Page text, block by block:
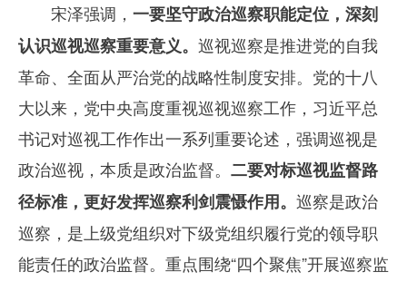
宋泽强调， 一要坚守政治巡察职能定位，深刻
认识巡视巡察重要意义。 巡视巡察是推进党的自我
革命、全面从严治党的战略性制度安排。党的十八
大以来，党中央高度重视巡视巡察工作，习近平总
书记对巡视工作作出一系列重要论述，强调巡视是
政治巡视，本质是政治监督。 二要对标巡视监督路
径标准，更好发挥巡察利剑震慑作用。 巡察是政治
巡察，是上级党组织对下级党组织履行党的领导职
能责任的政治监督。重点围绕“四个聚焦”开展巡察监